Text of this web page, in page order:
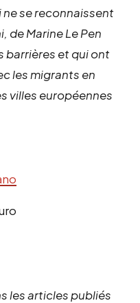
se reconnaissent
de Marine Le Pen
barrières et qui ont
les migrants en
villes européennes
les articles publiés